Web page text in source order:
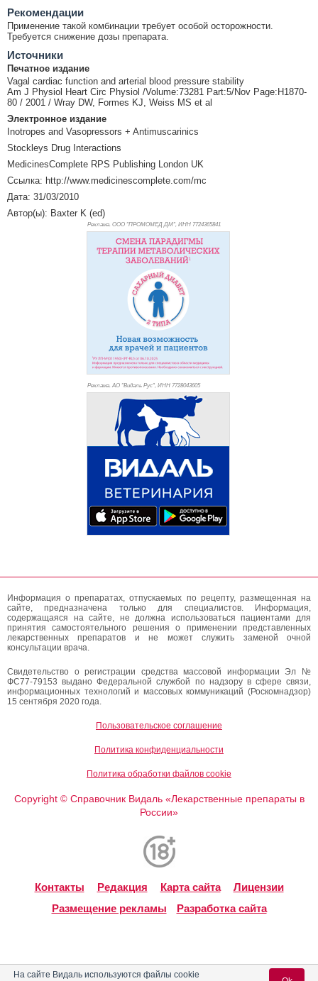
Рекомендации
Применение такой комбинации требует особой осторожности.
Требуется снижение дозы препарата.
Источники
Печатное издание
Vagal cardiac function and arterial blood pressure stability
Am J Physiol Heart Circ Physiol /Volume:73281 Part:5/Nov Page:H1870-
80 / 2001 / Wray DW, Formes KJ, Weiss MS et al
Электронное издание
Inotropes and Vasopressors + Antimuscarinics
Stockleys Drug Interactions
MedicinesComplete RPS Publishing London UK
Ссылка: http://www.medicinescomplete.com/mc
Дата: 31/03/2010
Автор(ы): Baxter K (ed)
Реклама. ООО "ПРОМОМЕД ДМ", ИНН 7724365841
Реклама. АО "Видаль Рус", ИНН 7728043605
Информация о препаратах, отпускаемых по рецепту, размещенная на
сайте, предназначена только для специалистов. Информация,
содержащаяся на сайте, не должна использоваться пациентами для
принятия самостоятельного решения о применении представленных
лекарственных препаратов и не может служить заменой очной
консультации врача.
Свидетельство о регистрации средства массовой информации Эл №
ФС77-79153 выдано Федеральной службой по надзору в сфере связи,
информационных технологий и массовых коммуникаций (Роскомнадзор)
15 сентября 2020 года.
Пользовательское соглашение
Политика конфиденциальности
Политика обработки файлов cookie
Copyright ©Справочник Видаль «Лекарственные препараты в
России»
Контакты Редакция Карта сайта
Лицензии
Размещение рекламы
Разработка сайта
На сайте Видаль используются файлы cookie